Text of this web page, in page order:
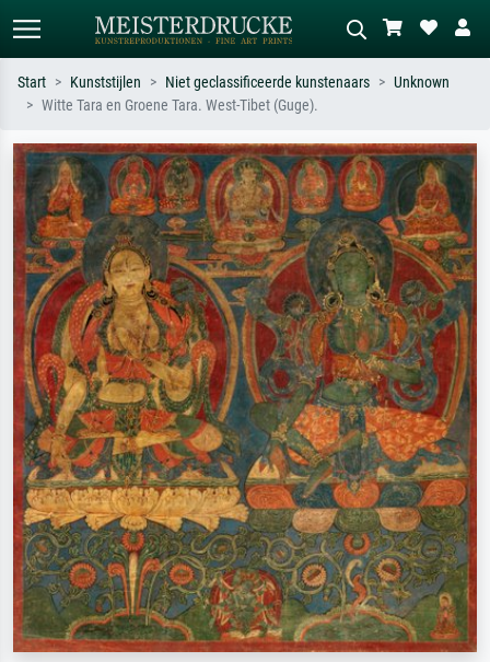
Zoek op kunstenaar, titel of stijl – bijv.
Monet, Sterrennacht, impressionisme,
Hokusai-golf, naakt.
Beschrijf de scène – bijv. groene
weide, abstract met veel rood, donker
olieverfschilderij, staand naakt naast
een boom.
Start Kunststijlen Niet geclassificeerde kunstenaars
Unknown
Witte Tara en Groene Tara. West-Tibet (Guge).